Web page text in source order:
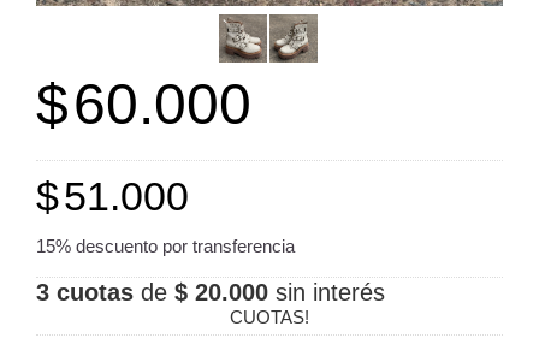
$60.000
$51.000
15% descuento por transferencia
3 cuotas de $ 20.000 sin interés
CUOTAS!